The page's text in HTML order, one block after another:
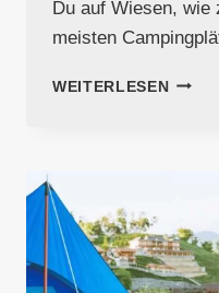
Du auf Wiesen, wie
meisten
WEITERLESEN